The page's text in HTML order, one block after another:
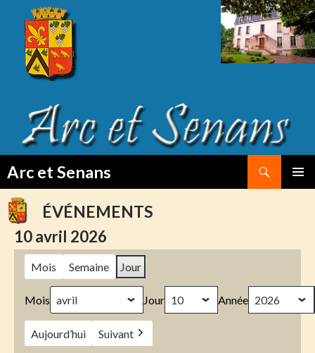
Arc et Senans
TO
CONTENTÉVÉNEMENTS
10 avril 2026
Mois Semaine Jour
Mois Jour Année
Aujourd’hui Suivant